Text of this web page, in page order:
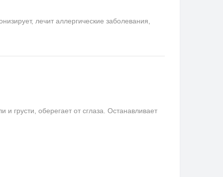
лечит аллергические заболевания,
грусти, оберегает от сглаза. Останавливает